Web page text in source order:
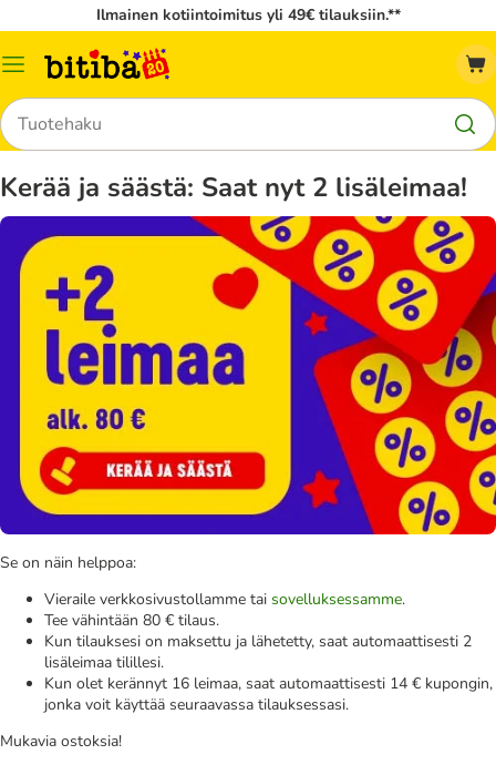
Ilmainen kotiintoimitus yli 49€ tilauksiin.**
Katalogivalikko
Hae
Kerää ja säästä: Saat nyt 2 lisäleimaa!
Se on näin helppoa:
Vieraile verkkosivustollamme tai sovelluksessamme.
Tee vähintään 80 € tilaus.
Kun tilauksesi on maksettu ja lähetetty, saat automaattisesti 2
lisäleimaa tilillesi.
Kun olet kerännyt 16 leimaa, saat automaattisesti 14 € kupongin,
jonka voit käyttää seuraavassa tilauksessasi.
Mukavia ostoksia!